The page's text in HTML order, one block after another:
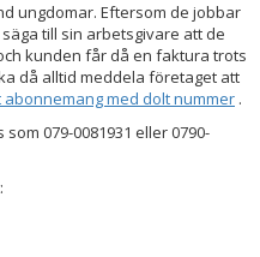
ungdomar. Eftersom de jobbar
till sin arbetsgivare att de
kunden får då en faktura trots
då alltid meddela företaget att
abonnemang med dolt nummer .
079-0081931 eller 0790-